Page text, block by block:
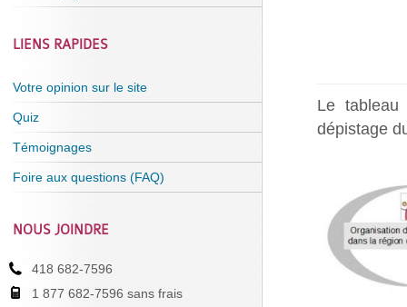
Le tableau
dépistage
LIENS RAPIDES
Votre opinion sur le site
Quiz
Témoignages
Foire aux questions (FAQ)
NOUS JOINDRE
418 682-7596
1 877 682-7596 sans frais